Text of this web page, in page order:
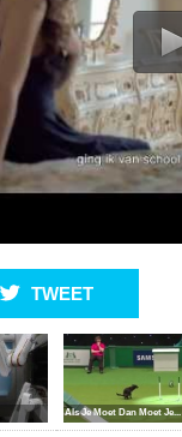
TWEET
Als Je Moet Dan Moet Je...